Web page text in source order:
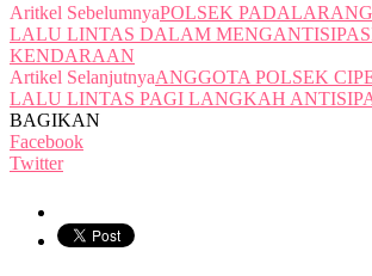
Aritkel SebelumnyaPOLSEK
LALU LINTAS DALAM
KENDARAAN
Artikel SelanjutnyaANGGOTA POLSEK
LALU LINTAS PAGI LANGKAH
BAGIKAN
Facebook
Twitter